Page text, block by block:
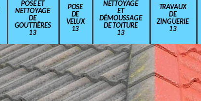
POSE ET
NETTOYAGE
DE
GOUTTIÈRES
13
POSE
DE
VELUX
13
NETTOYAGE
ET
DÉMOUSSAGE
DE TOITURE
13
TRAVAUX
DE
ZINGUERIE
13